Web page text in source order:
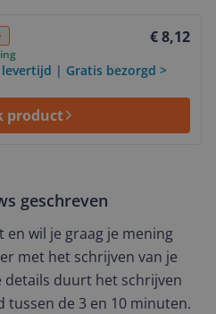
€ 8,12
| Gratis bezorgd >
product
geschreven
wil je graag je mening
met het schrijven van je
details duurt het schrijven
tussen de 3 en 10 minuten.